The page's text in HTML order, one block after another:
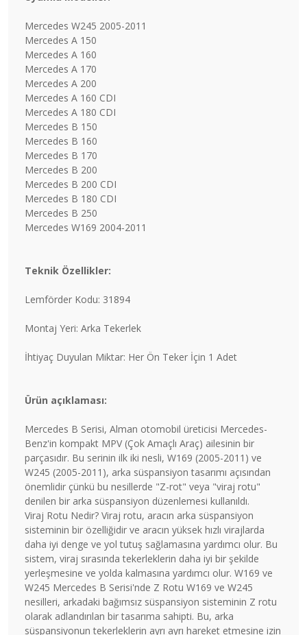
Mercedes W245 2005-2011
Mercedes A 150
Mercedes A 160
Mercedes A 170
Mercedes A 200
Mercedes A 160 CDI
Mercedes A 180 CDI
Mercedes B 150
Mercedes B 160
Mercedes B 170
Mercedes B 200
Mercedes B 200 CDI
Mercedes B 180 CDI
Mercedes B 250
Mercedes W169 2004-2011
Teknik Özellikler:
Lemförder Kodu: 31894
Montaj Yeri: Arka Tekerlek
İhtiyaç Duyulan Miktar: Her Ön Teker İçin 1 Adet
Ürün açıklaması:
Mercedes B Serisi, Alman otomobil üreticisi Mercedes-
Benz'in kompakt MPV (Çok Amaçlı Araç) ailesinin bir
parçasıdır. Bu serinin ilk iki nesli, W169 (2005-2011) ve
W245 (2005-2011), arka süspansiyon tasarımı açısından
önemlidir çünkü bu nesillerde "Z-rot" veya "viraj rotu"
denilen bir arka süspansiyon düzenlemesi kullanıldı.
Viraj Rotu Nedir? Viraj rotu, aracın arka süspansiyon
sisteminin bir özelliğidir ve aracın yüksek hızlı virajlarda
daha iyi denge ve yol tutuş sağlamasına yardımcı olur. Bu
sistem, viraj sırasında tekerleklerin daha iyi bir şekilde
yerleşmesine ve yolda kalmasına yardımcı olur. W169 ve
W245 Mercedes B Serisi'nde Z Rotu W169 ve W245
nesilleri, arkadaki bağımsız süspansiyon sisteminin Z rotu
olarak adlandırılan bir tasarıma sahipti. Bu, arka
süspansiyonun tekerleklerin ayrı ayrı hareket etmesine izin